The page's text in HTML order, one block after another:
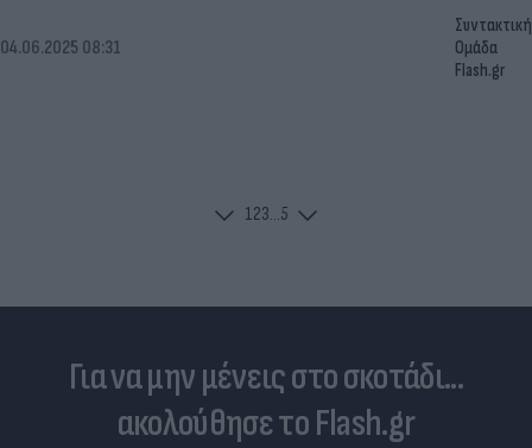
04.06.2025 08:31
Συντακτική
Ομάδα
Flash.gr
123...5
Για να μην μένεις στο σκοτάδι...
ακολούθησε το Flash.gr